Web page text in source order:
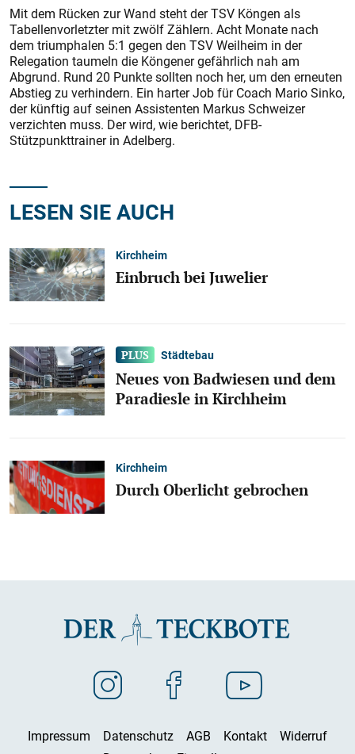
Mit dem Rücken zur Wand steht der TSV Köngen als
Tabellenvorletzter mit zwölf Zählern. Acht Monate nach
dem triumphalen 5:1 gegen den TSV Weilheim in der
Relegation taumeln die Köngener gefährlich nah am
Abgrund. Rund 20 Punkte sollten noch her, um den erneuten
Abstieg zu verhindern. Ein harter Job für Coach Mario Sinko,
der künftig auf seinen Assistenten Markus Schweizer
verzichten muss. Der wird, wie berichtet, DFB-
Stützpunkttrainer in Adelberg.
LESEN SIE AUCH
Kirchheim
Einbruch bei Juwelier
Städtebau
Neues von Badwiesen und dem
Paradiesle in Kirchheim
Kirchheim
Durch Oberlicht gebrochen
Impressum Datenschutz AGB Kontakt
Widerruf